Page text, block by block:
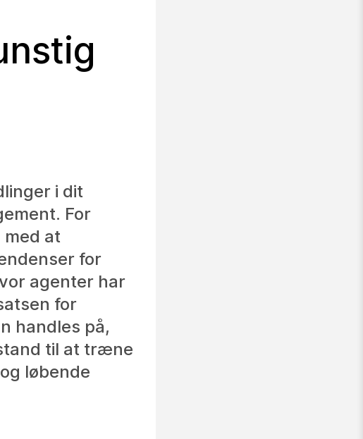
i dit
For
at
for
agenter har
for
handles på,
til at træne
løbende